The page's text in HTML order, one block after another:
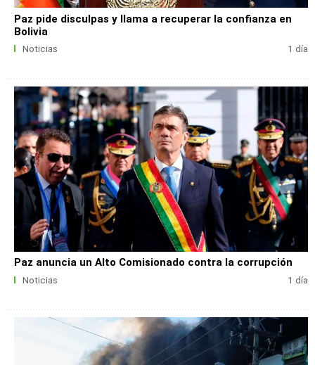
Paz pide disculpas y llama a recuperar la confianza en
Bolivia
Noticias 1 día
Paz anuncia un Alto Comisionado contra la corrupción
Noticias 1 día